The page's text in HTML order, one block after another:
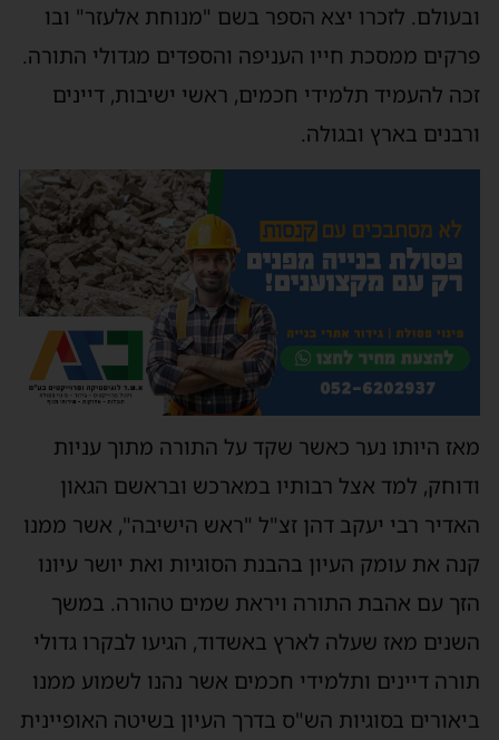
לזכרו יצא הספר בשם "מנוחת אלעזר" ובו
ממסכת חייו העניפה והספדים מגדולי התורה.
להעמיד תלמידי חכמים, ראשי ישיבות, דיינים
בארץ ובגולה.
היותו נער כאשר שקד על התורה מתוך עניות
למד אצל רבותיו במארכש ובראשם הגאון
רבי יעקב דהן זצ"ל "ראש הישיבה", אשר ממנו
את עומק העיון בהבנת הסוגיות ואת יושר עיונו
עם אהבת התורה ויראת שמים טהורה. במשך
מאז שעלה לארץ באשדוד, הגיעו לבקרו גדולי
דיינים ותלמידי חכמים אשר נהנו לשמוע ממנו
בסוגיות הש"ס בדרך העיון בשיטה האופיינית